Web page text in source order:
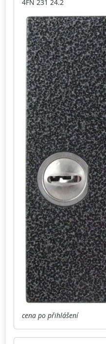
4FN 231 24.2
cena po přihlášení